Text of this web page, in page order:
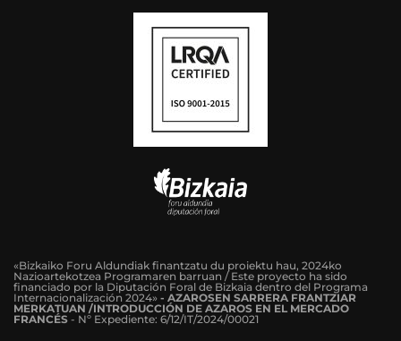
«Bizkaiko Foru Aldundiak finantzatu du proiektu hau, 2024ko
Nazioartekotzea Programaren barruan / Este proyecto ha sido
financiado por la Diputación Foral de Bizkaia dentro del Programa
Internacionalización 2024» - AZAROSEN SARRERA FRANTZIAR
MERKATUAN /INTRODUCCIÓN DE AZAROS EN EL MERCADO
FRANCÉS - Nº Expediente: 6/12/IT/2024/00021